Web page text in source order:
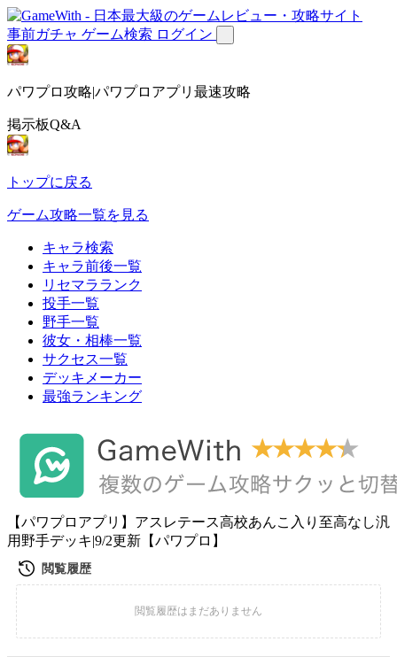
事前ガチャ ゲーム検索 ログイン
パワプロ攻略|パワプロアプリ最速攻略
掲示板Q&A
トップに戻る
ゲーム攻略一覧を見る
キャラ検索
キャラ前後一覧
リセマラランク
投手一覧
野手一覧
彼女・相棒一覧
サクセス一覧
デッキメーカー
最強ランキング
【パワプロアプリ】アスレテース高校あんこ入り至高なし汎
用野手デッキ|9/2更新【パワプロ】